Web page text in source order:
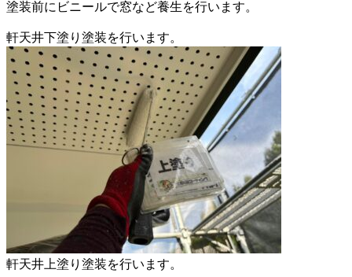
塗装前にビニールで窓など養生を行います。
軒天井下塗り塗装を行います。
軒天井上塗り塗装を行います。